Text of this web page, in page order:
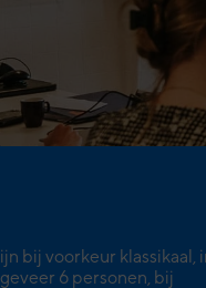
bij voorkeur klassikaal,
6 personen, bij